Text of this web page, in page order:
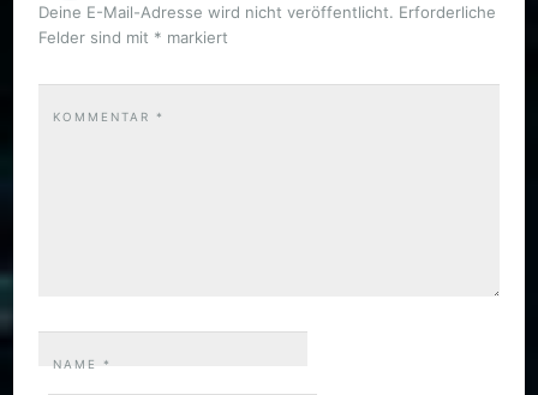
Deine E-Mail-Adresse wird nicht veröffentlicht. Erforderliche
Felder sind mit * markiert
KOMMENTAR *
NAME*